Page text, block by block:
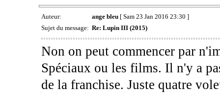
Auteur: ange bleu[ Sam 23 Jan 2016 23:30 ]
Sujet du message: Re: Lupin III (2015)
Non on peut commencer par
Spéciaux ou les films. Il n'y a
de la franchise. Juste quatre